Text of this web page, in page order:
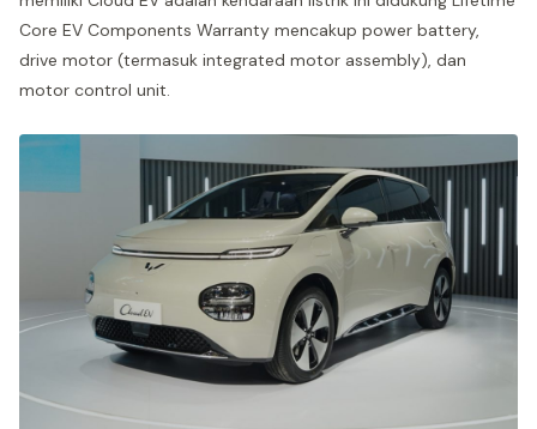
Core EV Components Warranty mencakup power battery,
drive motor (termasuk integrated motor assembly), dan
motor control unit.